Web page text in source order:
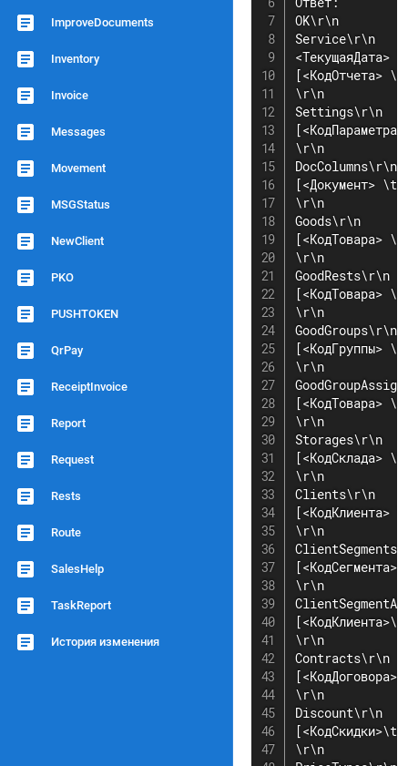
ImproveDocuments
Inventory
Invoice
Messages
Movement
MSGStatus
NewClient
PKO
PUSHTOKEN
QrPay
ReceiptInvoice
Report
Request
Rests
Route
SalesHelp
TaskReport
История изменения
OK\r\n
Service\r\n
<ТекущаяДата>
[<КодОтчета>
\r\n
Settings\r\n
\r\n
DocColumns\r\n
[<Документ>
\r\n
Goods\r\n
[<КодТовара>
\r\n
GoodRests\r\n
[<КодТовара>
\r\n
GoodGroups\r\n
[<КодГруппы>
\r\n
[<КодТовара>
\r\n
Storages\r\n
[<КодСклада>
\r\n
Clients\r\n
[<КодКлиента>
\r\n
\r\n
\r\n
Contracts\r\n
\r\n
Discount\r\n
\r\n